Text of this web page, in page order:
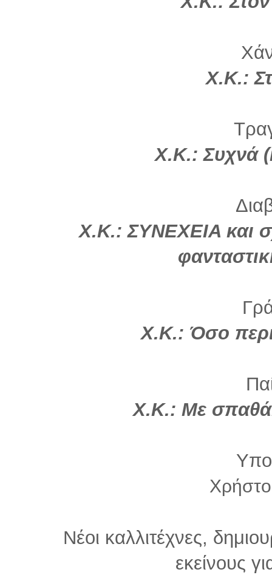
Χ.Κ.:
Χ.Κ.: Συχνά
Χ.Κ.: ΣΥΝΕΧΕΙΑ και
Χ.Κ.: Όσο
Χ.Κ.: Με
Νέοι καλλιτέχνες,
εκείνους